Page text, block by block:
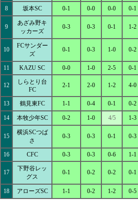
8 坂本SC 0-1 0-0 0-0 0-1
9
あざみ野キ
ッカーズ
0-3 0-3 0-1 1-2
10
FCサンダー
ズ
0-1 0-3 1-0 0-2
11 KAZU SC 0-0 1-0 2-5 0-1
12
しらとり台
FC
2-1 2-0 1-2 4-0
13 鶴見東FC 1-1 0-4 0-1 0-2
14 本牧少年SC 0-2 1-0 4/5 1-3
15
横浜SCつば
さ
0-3 0-3 0-1 0-3
16 CFC 0-3 0-3 0-6 1-1
17
下野谷レッ
グス
0-1 0-2 0-2 0-1
18 アローズSC 1-1 0-2 1-2 0-5